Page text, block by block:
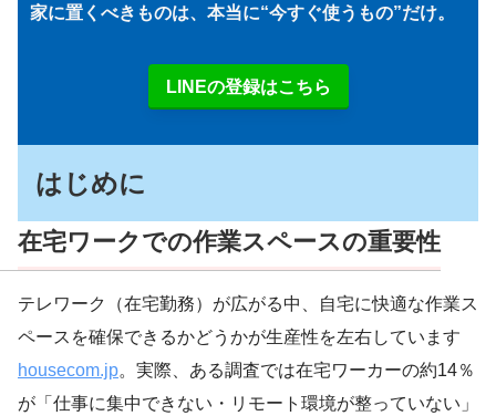
家に置くべきものは、本当に“今すぐ使うもの”だけ。
LINEの登録はこちら
はじめに
在宅ワークでの作業スペースの重要性
テレワーク（在宅勤務）が広がる中、自宅に快適な作業ス
ペースを確保できるかどうかが生産性を左右しています
housecom.jp。実際、ある調査では在宅ワーカーの約14％
が「仕事に集中できない・リモート環境が整っていない」